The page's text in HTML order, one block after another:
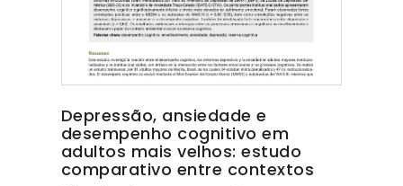
Depressão, ansiedade e
desempenho cognitivo em
adultos mais velhos: estudo
comparativo entre contextos